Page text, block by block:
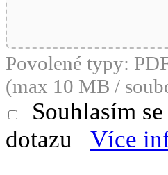
Povolené typy:
(max 10 MB /
Souhlasím
dotazu
Více